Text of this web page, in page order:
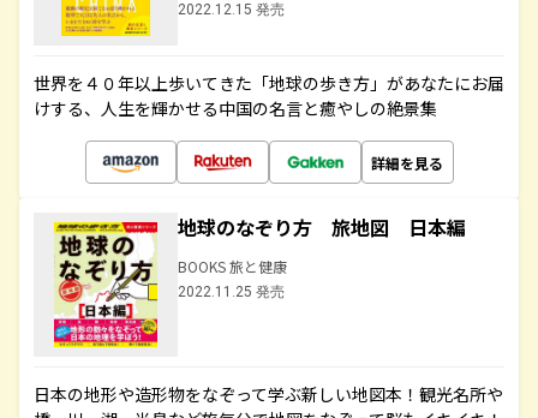
2022.12.15 発売
世界を４０年以上歩いてきた「地球の歩き方」があなたにお届
けする、人生を輝かせる中国の名言と癒やしの絶景集
詳細を見る
地球のなぞり方 旅地図 日本編
BOOKS 旅と健康
2022.11.25 発売
日本の地形や造形物をなぞって学ぶ新しい地図本！観光名所や